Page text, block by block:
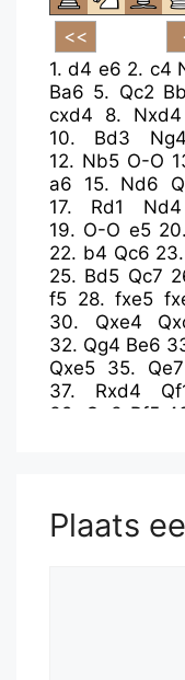
1.d4 e6 2. c4
Ba6 5. Qc2
cxd4
8. Nxd4
10. Bd3 Ng4
12. Nb5 O-O
a6
15. Nd6
17. Rd1 Nd4
19. O-O e5 20.
22. b4 Qc6 23.
25. Bd5 Qc7
f5 28. fxe5
30. Qxe4
32. Qg4 Be6
Qxe5 35. Qe7
37. Rxd4
39.
Qg3 Rf5
Plaats